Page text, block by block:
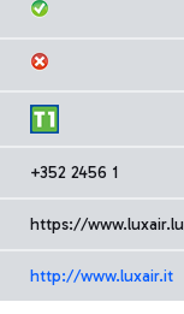
+352 2456 1
https://
http://www.luxair.it